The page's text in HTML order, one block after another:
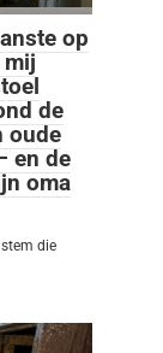
op
mij
de
oude
en de
oma
die